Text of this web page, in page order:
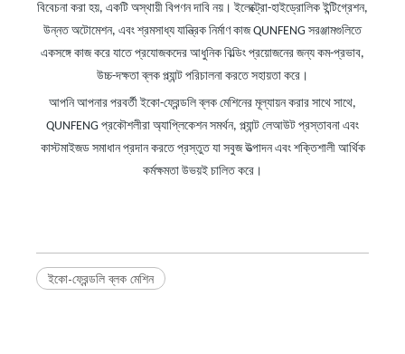
বিবেচনা করা হয়, একটি অস্থায়ী বিপণন দাবি নয়। ইলেক্ট্রো-হাইড্রোলিক ইন্টিগ্রেশন,
উন্নত অটোমেশন, এবং শ্রমসাধ্য যান্ত্রিক নির্মাণ কাজ QUNFENG সরঞ্জামগুলিতে
একসঙ্গে কাজ করে যাতে প্রযোজকদের আধুনিক বিল্ডিং প্রয়োজনের জন্য কম-প্রভাব,
উচ্চ-দক্ষতা ব্লক প্ল্যান্ট পরিচালনা করতে সহায়তা করে।
আপনি আপনার পরবর্তী ইকো-ফ্রেন্ডলি ব্লক মেশিনের মূল্যায়ন করার সাথে সাথে,
QUNFENG প্রকৌশলীরা অ্যাপ্লিকেশন সমর্থন, প্ল্যান্ট লেআউট প্রস্তাবনা এবং
কাস্টমাইজড সমাধান প্রদান করতে প্রস্তুত যা সবুজ উত্পাদন এবং শক্তিশালী আর্থিক
কর্মক্ষমতা উভয়ই চালিত করে।
ইকো-ফ্রেন্ডলি ব্লক মেশিন